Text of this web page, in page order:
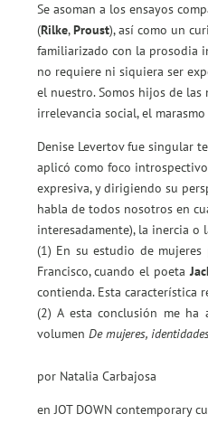
Se asoman a los ensayos
(Rilke,Proust), así como un
familiarizado con la prosodia
no requiere ni siquiera ser
el nuestro. Somos hijos de
irrelevancia social, el
Denise Levertov fue singular
aplicó como foco
expresiva, y dirigiendo su
habla de todos nosotros en
interesadamente), la inercia o
(1) En su estudio de
Francisco, cuando el poeta
contienda. Esta característica
(2) A esta conclusión me ha
volumen De mujeres,
por Natalia Carbajosa
en JOT DOWN contemporary